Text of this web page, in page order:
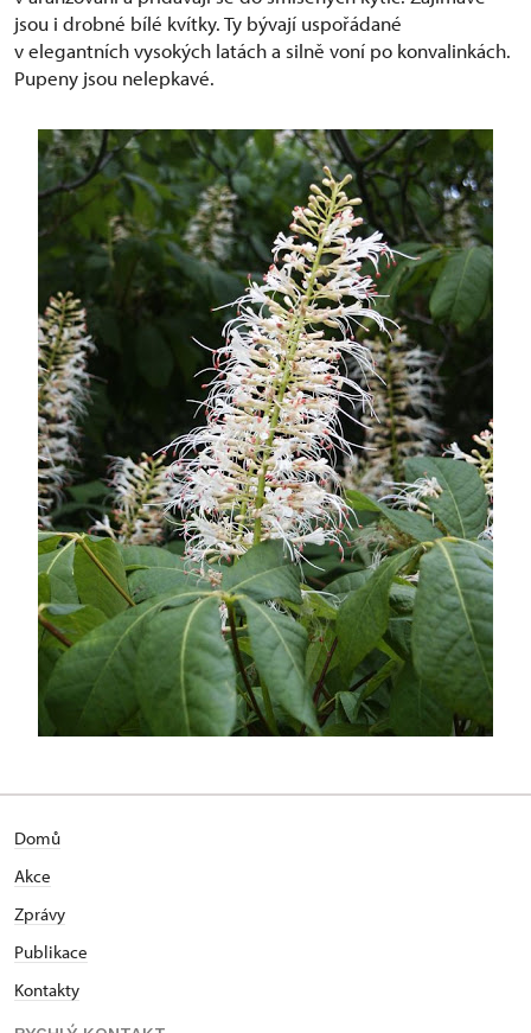
jsou i drobné bílé kvítky. Ty bývají uspořádané
v elegantních vysokých latách a silně voní po konvalinkách.
Pupeny jsou nelepkavé.
Domů
Akce
Zprávy
Publikace
Kontakty